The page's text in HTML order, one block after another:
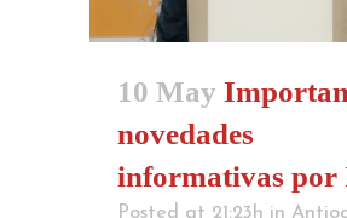
10 May
novedades
informativas por
Posted at 21:23h in